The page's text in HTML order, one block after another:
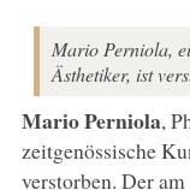
Mario Perniola,
Ästhetiker, ist
Mario Perniola,
zeitgenössische
verstorben. Der